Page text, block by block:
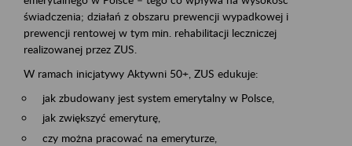
świadczenia; działań z obszaru prewencji wypadkowej i
prewencji rentowej w tym min. rehabilitacji leczniczej
realizowanej przez ZUS.
W ramach inicjatywy Aktywni 50+, ZUS edukuje:
jak zbudowany jest system emerytalny w Polsce,
jak zwiększyć emeryturę,
czy można pracować na emeryturze,